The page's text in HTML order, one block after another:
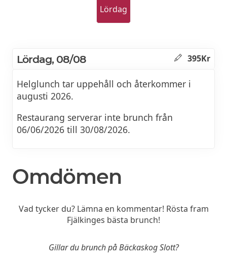
Lördag
Lördag, 08/08 395Kr
Helglunch tar uppehåll och återkommer i
augusti 2026.
Restaurang serverar inte brunch från
06/06/2026 till 30/08/2026.
Omdömen
Vad tycker du? Lämna en kommentar! Rösta fram
Fjälkinges bästa brunch!
Gillar du brunch på Bäckaskog Slott?